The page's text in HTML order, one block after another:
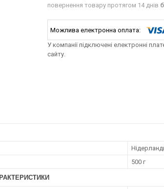
повернення товару протягом 14 днів
У компанії підключені електронні
сайту.
500 г